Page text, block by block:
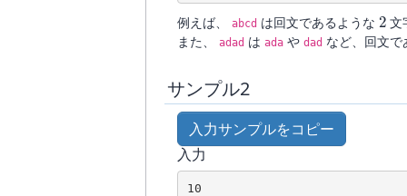
例えば、 abcd は回文であるような
2
文
また、
adad は ada や dad など、回文
サンプル2
入力サンプルをコピー
入力
10